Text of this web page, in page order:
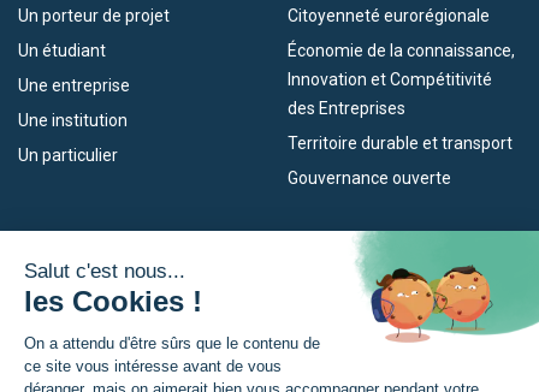
Un porteur de projet
Un étudiant
Une entreprise
Une institution
Un particulier
Citoyenneté eurorégionale
Économie de la connaissance,
Innovation et Compétitivité
des Entreprises
Territoire durable et transport
Gouvernance ouverte
Empleo
Eskola Futura
Forma NAEN
L’Eurorégion
Qu’est-ce que l’Eurorégion ?
Actualités
Espace presse